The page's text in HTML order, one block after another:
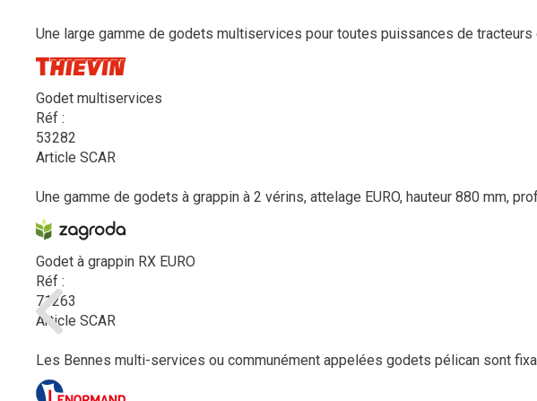
Une large gamme de godets multiservices pour toutes puissances de tracteurs
Godet multiservices
Réf :
53282
Article SCAR
Une gamme de godets à grappin à 2 vérins, attelage EURO, hauteur 880 mm,
Godet à grappin RX EURO
Réf :
71263
Article SCAR
Les Bennes multi-services ou communément appelées godets pélican sont